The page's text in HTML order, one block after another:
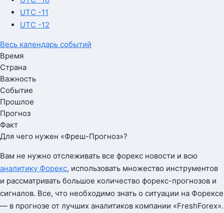
UTC -11
UTC -12
Весь календарь событий
Время
Страна
Важность
Событие
Прошлое
Прогноз
Факт
Для чего нужен «Фреш-Прогноз»?
Вам не нужно отслеживать все форекс новости и всю
аналитику Форекс, использовать множество инструментов
и рассматривать большое количество форекс-прогнозов и
сигналов. Все, что необходимо знать о ситуации на Форексе
— в прогнозе от лучших аналитиков компании «FreshForex».